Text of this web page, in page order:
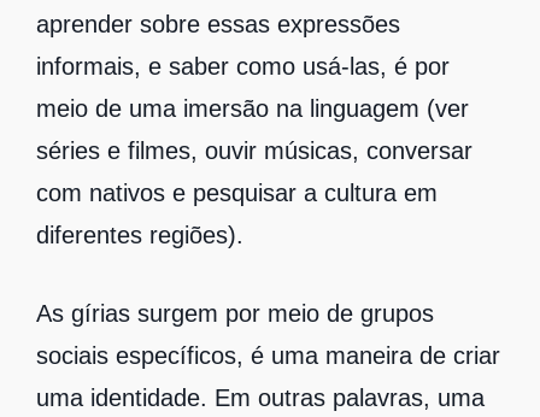
aprender sobre essas expressões
informais, e saber como usá-las, é por
meio de uma imersão na linguagem (ver
séries e filmes, ouvir músicas, conversar
com nativos e pesquisar a cultura em
diferentes regiões).
As gírias surgem por meio de grupos
sociais específicos, é uma maneira de criar
uma identidade. Em outras palavras, uma